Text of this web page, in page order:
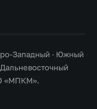
Западный · Южный
«МПКМ».